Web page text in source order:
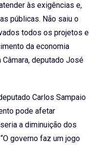
às exigências e,
públicas. Não saiu o
todos os projetos e
da economia
deputado José
Carlos Sampaio
pode afetar
a diminuição dos
governo faz um jogo